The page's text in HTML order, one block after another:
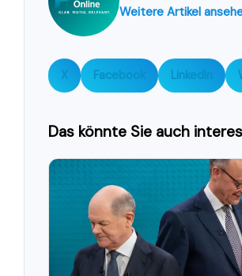
Weitere Artikel
X Facebook LinkedIn
Das könnte Sie auch